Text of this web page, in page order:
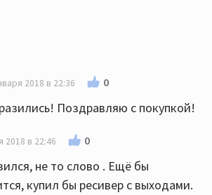
2018 в 22:36 0
Поздравляю с покупкой!
2018 в 22:46 0
не то слово . Ещё бы
купил бы ресивер с выходами.